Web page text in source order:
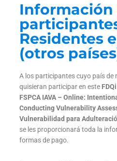
Información
Residentes
(otros
A los participantes cuyo país de
quisieran participar en este
FSPCA IAVA – Online:
Conducting Vulnerability
Vulnerabilidad para
se les proporcionará toda la
formas de pago.